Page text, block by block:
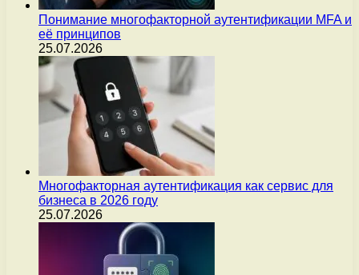
Понимание многофакторной аутентификации MFA и
её принципов
25.07.2026
Многофакторная аутентификация как сервис для
бизнеса в 2026 году
25.07.2026